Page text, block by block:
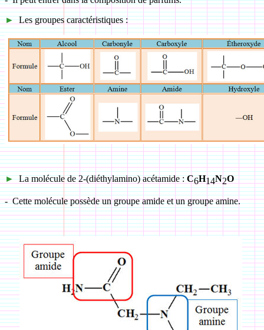
► Les groupes caractéristiques :
► La molécule de 2-(diéthylamino) acétamide :C6H14N2O
- Cette molécule possède un groupe amide et un groupe amine.